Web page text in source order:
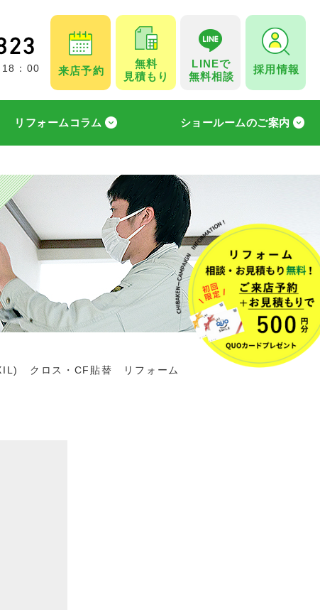
：00 来店予約
無料
見積もり
LINEで
無料相談
採用情報
リフォームコラム ショールームのご案内
クロス・CF貼替 リフォーム